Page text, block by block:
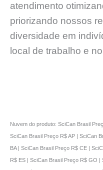
atendimento
priorizando nossos
diversidade em
local de trabalho e
Nuvem do produto: SciCan Brasil
SciCan Brasil Preço R$ AP | SciCan
BA | SciCan Brasil Preço R$ CE |
R$ ES | SciCan Brasil Preço R$ GO |